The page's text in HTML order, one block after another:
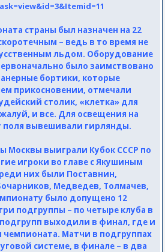
страны был назначен на 22
– ведь в то время не
льдом. Оборудование
было заимствовано
бортики, которые
прикосновении, отмечали
столик, «клетка» для
и все. Для освещения на
поля вывешивали гирлянды.
Москвы выиграли Кубок СССР по
игроки во главе с Якушиным
них были Поставнин,
Медведев, Толмачев,
было допущено 12
подгруппы – по четыре клуба в
выходили в финал, где и
Матчи в подгруппах
системе, в финале – в два